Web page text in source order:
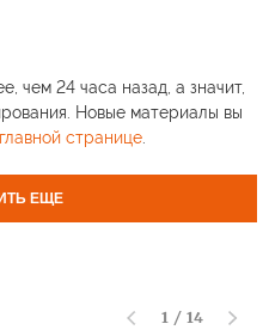
чем 24 часа назад, а значит,
Новые материалы вы
главной странице.
ЕЩЕ
1 / 14